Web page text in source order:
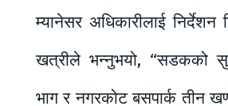
म्यानेसर अधिकारीलाई
खत्रीले भन्नुभयो, “सडकको
भाग र नगरकोट बसपार्क तीन